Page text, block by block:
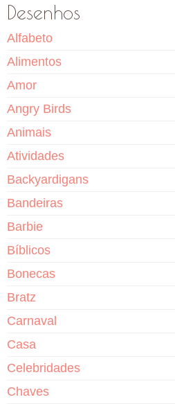
Desenhos
Alfabeto
Alimentos
Amor
Angry Birds
Animais
Atividades
Backyardigans
Bandeiras
Barbie
Bíblicos
Bonecas
Bratz
Carnaval
Casa
Celebridades
Chaves